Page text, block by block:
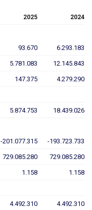
2025 2024
93.670 6.293.183
5.781.083 12.145.843
147.375 4.279.290
5.874.753 18.439.026
-201.077.315 -193.723.733
729.085.280 729.085.280
1.158 1.158
4.492.310 4.492.310